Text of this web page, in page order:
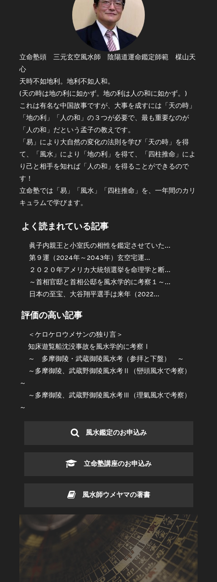
立命塾頭 三元玄空風水師 陰陽道運命鑑定師範 楳山天
心
天時不如地利。地利不如人和。
(天の時は地の利に如かず。地の利は人の和に如かず。)
これは有名な中国故事ですが、大事を成すには「天の時」
「地の利」「人の和」の３つが必要で、最も重要なのが
「人の和」だという孟子の教えです。
「易」により大自然の変化の法則を学び「天の時」を得
て、「風水」により「地の利」を得て、「四柱推命」によ
り己と相手を知れば「人の和」を得ることができるので
す！
立命塾では「易」「風水」「四柱推命」を、一年間のカリ
キュラムで学びます。
よく読まれている記事
眞子内親王と小室氏の相性を鑑定させていた...
第９運（2024年～2043年）玄空宅運...
２０２０年アメリカ大統領選挙を命理学と断...
～首相官邸と首相公邸を風水学的に考察１～...
日本の至宝、大谷翔平選手は来年（2022...
評価の高い記事
＜ケロケロウメサンの独り言＞
知床遊覧船沈没事故を風水学的に考察Ⅰ
～ 多摩御陵・武蔵御陵風水考（参拝と下盤） ～
～多摩御陵、武蔵野御陵風水考Ⅱ（巒頭風水で考察）
～
～多摩御陵、武蔵野御陵風水考Ⅲ（理氣風水で考察）
～
風水鑑定のお申込み
立命塾講座のお申込み
風水師ウメヤマの著書